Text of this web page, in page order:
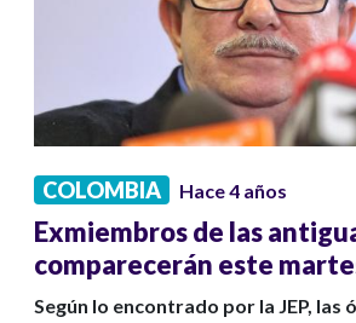
COLOMBIA Hace 4 años
Exmiembros de las
comparecerán este
Según lo encontrado por la JEP, las